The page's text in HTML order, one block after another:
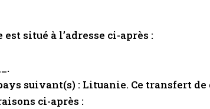
situé à l’adresse ci-après :
suivant(s) : Lituanie. Ce transfert de
ci-après :